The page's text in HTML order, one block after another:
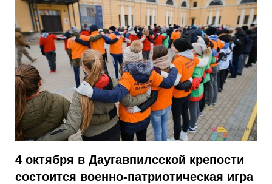
4 октября в Даугавпилсской крепости
состоится военно-патриотическая игра